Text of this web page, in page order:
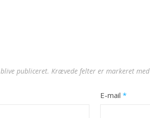
publiceret. Krævede felter er markeret med
E-mail*